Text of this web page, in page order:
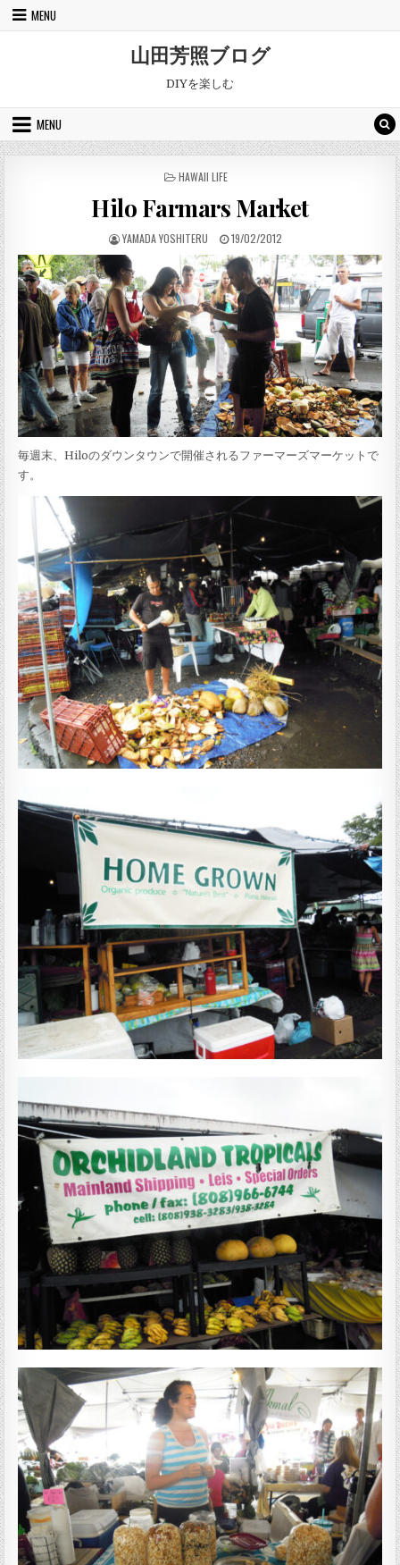
Skip to content
MENU
山田芳照ブログ
DIYを楽しむ
MENU
POSTED IN
HAWAII LIFE
Hilo Farmars Market
AUTHOR:
YAMADA YOSHITERU PUBLISHED DATE:
19/02/2012
毎週末、Hiloのダウンタウンで開催されるファーマーズマーケットで
す。